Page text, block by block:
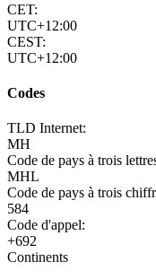
CET:
UTC+12:00
CEST:
UTC+12:00
Codes
TLD Internet:
MH
Code de pays à trois
MHL
Code de pays à trois
584
Code d'appel:
+692
Continents